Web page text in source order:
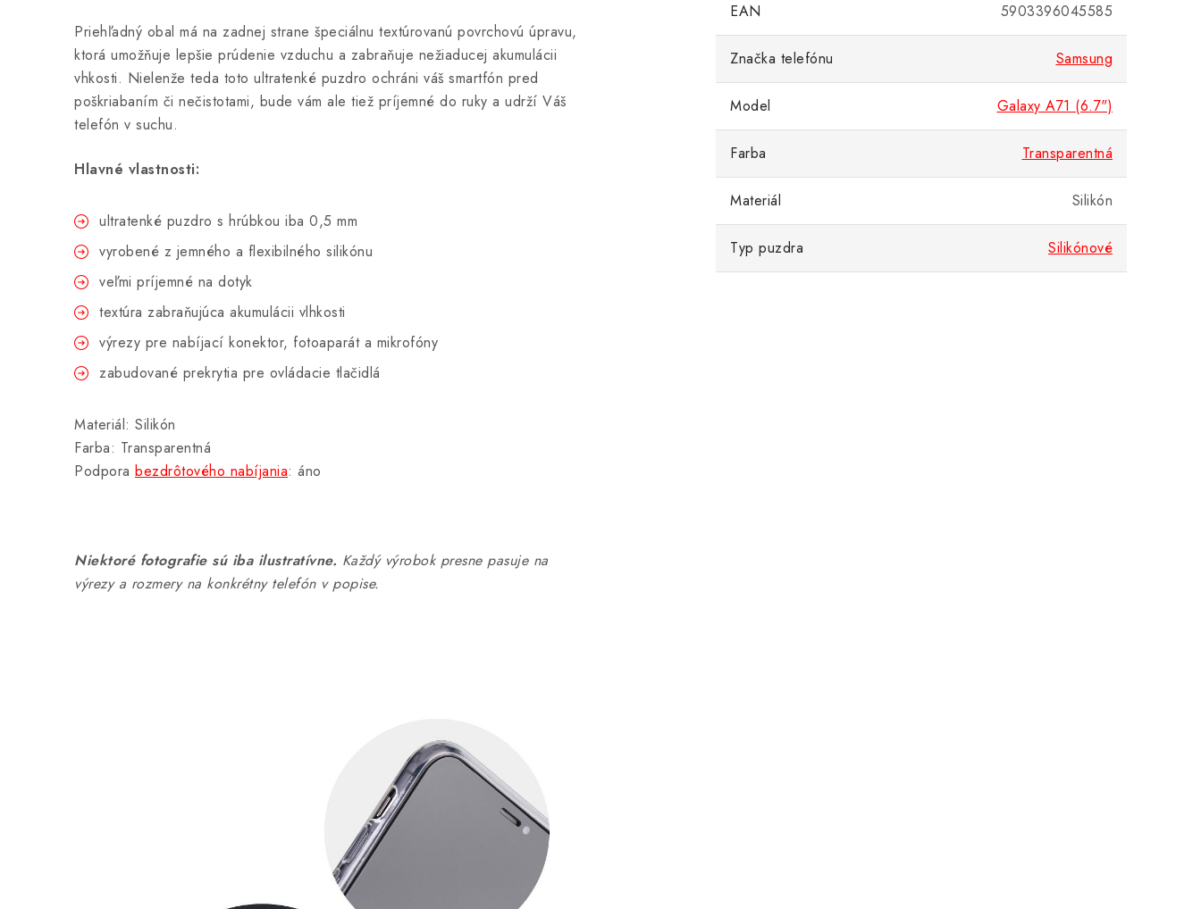
Priehľadný obal má na zadnej strane špeciálnu textúrovanú povrchovú úpravu,
ktorá umožňuje lepšie prúdenie vzduchu a zabraňuje nežiaducej akumulácii
vhkosti. Nielenže teda toto ultratenké puzdro ochráni váš smartfón pred
poškriabaním či nečistotami, bude vám ale tiež príjemné do ruky a udrží Váš
telefón v suchu.
Hlavné vlastnosti:
ultratenké puzdro s hrúbkou iba 0,5 mm
vyrobené z jemného a flexibilného silikónu
veľmi príjemné na dotyk
textúra zabraňujúca akumulácii vlhkosti
výrezy pre nabíjací konektor, fotoaparát a mikrofóny
zabudované prekrytia pre ovládacie tlačidlá
Materiál: Silikón
Farba: Transparentná
Podpora bezdrôtového nabíjania: áno
Niektoré fotografie sú iba ilustratívne. Každý výrobok presne pasuje na
výrezy a rozmery na konkrétny telefón v popise.
EAN 5903396045585
Značka telefónu Samsung
Model Galaxy A71 (6.7")
Farba Transparentná
Materiál Silikón
Typ puzdra Silikónové